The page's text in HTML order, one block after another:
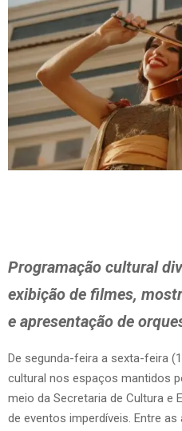
Programação cultural
exibição de filmes,
e apresentação de
De segunda-feira a sexta-feira
cultural nos espaços mantidos
meio da Secretaria de Cultura e
de eventos imperdíveis. Entre